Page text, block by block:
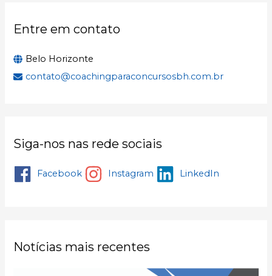
:Entre em contato
Belo Horizonte
contato@coachingparaconcursosbh.com.br
Siga-nos nas rede sociais
Facebook Instagram LinkedIn
Notícias mais recentes